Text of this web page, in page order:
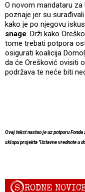
O novom mandataru za
poznaje jer su
kako je po njegovu
snage. Drži kako
tome trebati potpora
osigurati koalicija
da će Orešković ovisiti
podržava te neće biti
Ovaj tekst nastao je uz potporu
sklopu projekta "Ustavne vrednote u
SRODNE